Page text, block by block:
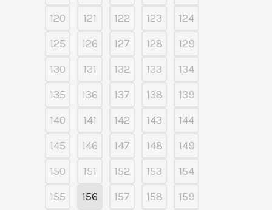
120
121 122 123
124
125
126 127 128
129
130
131 132 133
134
135
136 137 138
139
140
141 142 143
144
145
146 147 148
149
150
151 152 153
154
155
156 157 158
159